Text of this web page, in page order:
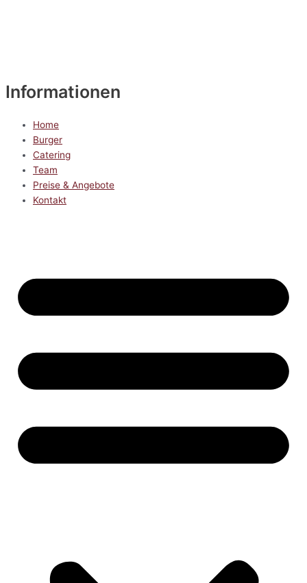
Informationen
Home
Burger
Catering
Team
Preise & Angebote
Kontakt